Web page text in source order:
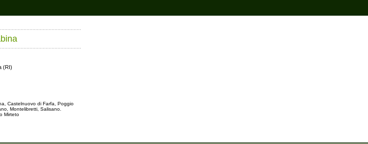
(RI)
Castelnuovo di Farfa, Poggio
Montelibretti, Salisano.
Mirteto